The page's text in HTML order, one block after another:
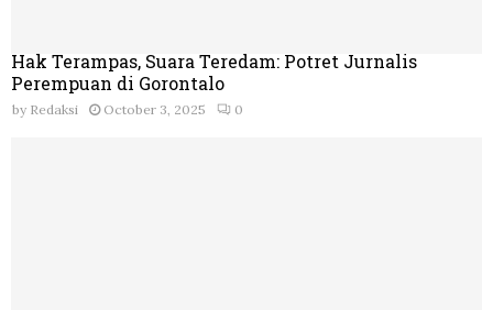
Hak Terampas, Suara Teredam: Potret Jurnalis
Perempuan di Gorontalo
by Redaksi October 3, 2025 0